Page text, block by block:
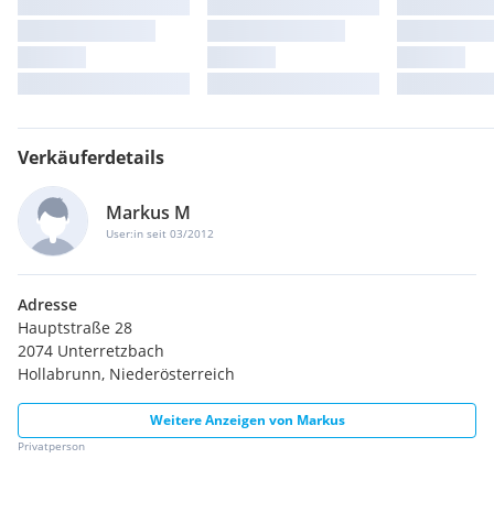
Verkäuferdetails
Markus M
User:in seit 03/2012
Adresse
Hauptstraße 28
2074 Unterretzbach
Hollabrunn, Niederösterreich
Weitere Anzeigen von Markus
Privatperson